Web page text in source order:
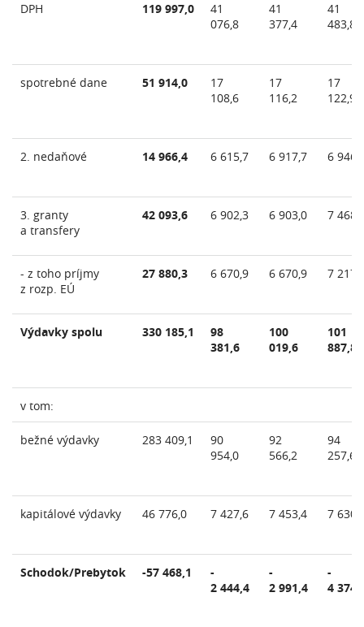
DPH 119 997,0
41
076,8
41
377,4
41
483,8
spotrebné dane 51 914,0
17
108,6
17
116,2
17
122,9
2. nedaňové 14 966,4 6 615,7 6 917,7 6
3. granty
a transfery
42 093,6 6 902,3 6 903,0 7
- z toho príjmy
z rozp. EÚ
27 880,3 6 670,9 6 670,9 7
Výdavky spolu 330 185,1
98
381,6
100
019,6
101
887,8
v tom:
bežné výdavky 283 409,1
90
954,0
92
566,2
94
257,6
kapitálové výdavky 46 776,0 7 427,6 7 453,4 7
Schodok/Prebytok -57 468,1
-
2 444,4
-
2 991,4
-
4